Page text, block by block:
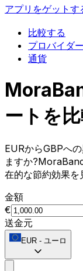
アプリをゲットす
比較する
プロバイダー
通貨
ートを
EURからGBPへ
ますか
在的な節約効果を
金額
€
送金元
EUR - ユーロ